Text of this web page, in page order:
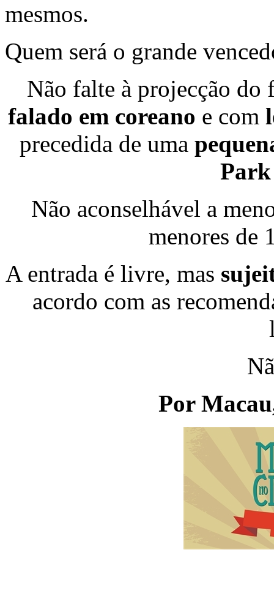
mesmos.
Quem será o grande
Não falte à projecção
falado em coreano e com
precedida de uma
Park
Não aconselhável a
menores de
A entrada é livre, mas
acordo com as
Por